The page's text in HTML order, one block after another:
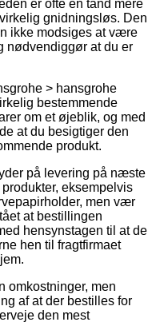
er ofte en tand mere
gnidningsløs. Den
ikke modsiges at være
nødvendiggør at du er
> hansgrohe
bestemmende
om et øjeblik, og med
at du besigtiger den
produkt.
på levering på næste
eksempelvis
men vær
at bestillingen
hensynstagen til at de
hen til fragtfirmaet
omkostninger, men
af at der bestilles for
den mest